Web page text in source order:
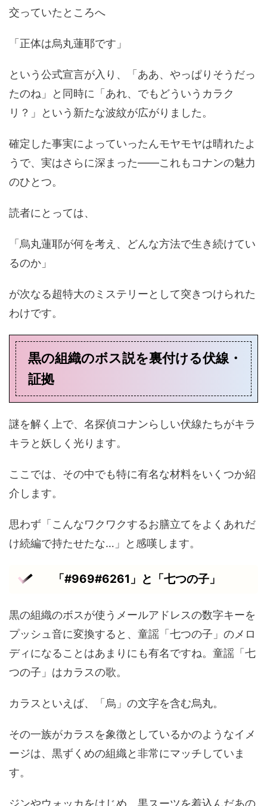
交っていたところへ
「正体は烏丸蓮耶です」
という公式宣言が入り、「ああ、やっぱりそうだっ
たのね」と同時に「あれ、でもどういうカラク
リ？」という新たな波紋が広がりました。
確定した事実によっていったんモヤモヤは晴れたよ
うで、実はさらに深まった――これもコナンの魅力
のひとつ。
読者にとっては、
「烏丸蓮耶が何を考え、どんな方法で生き続けてい
るのか」
が次なる超特大のミステリーとして突きつけられた
わけです。
黒の組織のボス説を裏付ける伏線・
証拠
謎を解く上で、名探偵コナンらしい伏線たちがキラ
キラと妖しく光ります。
ここでは、その中でも特に有名な材料をいくつか紹
介します。
思わず「こんなワクワクするお膳立てをよくあれだ
け続編で持たせたな…」と感嘆します。
「#969#6261」と「七つの子」
黒の組織のボスが使うメールアドレスの数字キーを
プッシュ音に変換すると、童謡「七つの子」のメロ
ディになることはあまりにも有名ですね。童謡「七
つの子」はカラスの歌。
カラスといえば、「烏」の文字を含む烏丸。
その一族がカラスを象徴としているかのようなイメ
ージは、黒ずくめの組織と非常にマッチしていま
す。
ジンやウォッカをはじめ、黒スーツを着込んだあの